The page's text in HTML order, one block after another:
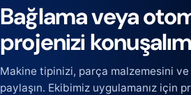
Bağlama veya
projenizi konuşalım
Makine tipinizi, parça malzemesini
paylaşın. Ekibimiz uygulamanız için